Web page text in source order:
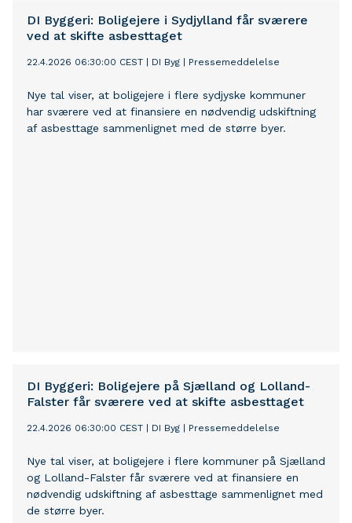
lettere at starte og udvikle virksomhed.
DI Byggeri: Boligejere i Sydjylland får sværere
ved at skifte asbesttaget
22.4.2026 06:30:00 CEST DI Byg Pressemeddelelse
Nye tal viser, at boligejere i flere sydjyske kommuner
har sværere ved at finansiere en nødvendig udskiftning
af asbesttage sammenlignet med de større byer.
DI Byggeri: Boligejere på Sjælland og Lolland-
Falster får sværere ved at skifte asbesttaget
22.4.2026 06:30:00 CEST DI Byg Pressemeddelelse
Nye tal viser, at boligejere i flere kommuner på Sjælland
og Lolland-Falster får sværere ved at finansiere en
nødvendig udskiftning af asbesttage sammenlignet med
de større byer.